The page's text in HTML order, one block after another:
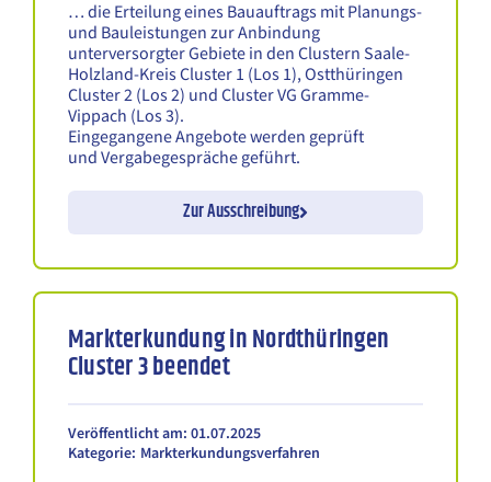
… die Erteilung eines Bauauftrags mit Planungs-
und Bauleistungen zur Anbindung
unterversorgter Gebiete in den Clustern Saale-
Holzland-Kreis Cluster 1 (Los 1), Ostthüringen
Cluster 2 (Los 2) und Cluster VG Gramme-
Vippach (Los 3).
Eingegangene Angebote werden geprüft
und Vergabegespräche geführt.
Zur Ausschreibung
Markterkundung in Nordthüringen
Cluster 3 beendet
Veröffentlicht am: 01.07.2025
Kategorie: Markterkundungsverfahren